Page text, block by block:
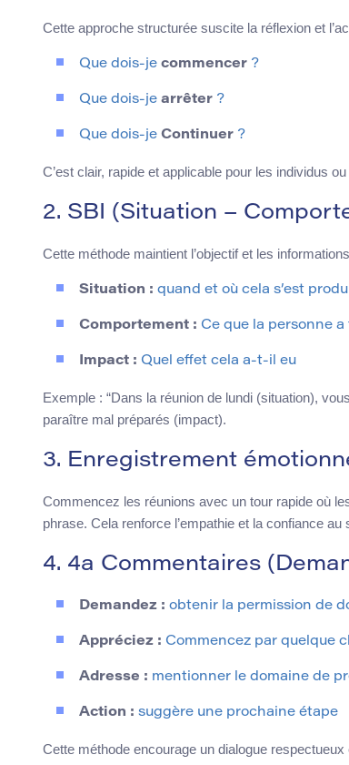
Cette approche structurée suscite la réflexion et
Que dois-je commencer ?
Que dois-je arrêter ?
Que dois-je Continuer ?
C’est clair, rapide et applicable pour les individus
2. SBI (Situation –
Cette méthode maintient l’objectif et les
Situation : quand et où cela s’est
Comportement : Ce que la personne a
Impact : Quel effet cela a-t-il eu
Exemple : “Dans la réunion de lundi (situation),
paraître mal préparés (impact).
3. Enregistrement
Commencez les réunions avec un tour rapide où
phrase. Cela renforce l’empathie et la confiance au
4. 4a Commentaires
Demandez : obtenir la permission de
Appréciez : Commencez par quelque
Adresse : mentionner le domaine de
Action : suggère une prochaine étape
Cette méthode encourage un dialogue